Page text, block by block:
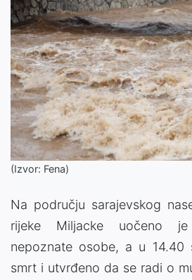
(Izvor: Fena)
Na području sarajevskog
rijeke Miljacke uočeno
nepoznate osobe, a u 14.40
smrt i utvrđeno da se radi o